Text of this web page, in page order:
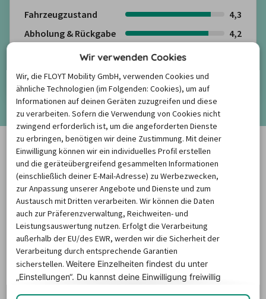
Fahrzeugzustand
4,3
Abholung & Rückgabe
4,2
Freundlichkeit
Kundenbewertungen anzeigen
Mehr anzeigen
Häufige Fragen rund um die
Mietwagenbuchung
Wie finde ich die besten
Mietwagenpreise?
Kann ich einen Mietwagen als
Langzeitmiete buchen?
Wir verwenden Cookies
Wir, die FLOYT Mobility GmbH, verwenden Cookies und
ähnliche Technologien (im Folgenden: Cookies), um auf
Informationen auf deinen Geräten zuzugreifen und diese
zu verarbeiten. Sofern die Verwendung von Cookies nicht
zwingend erforderlich ist, um die angeforderten Dienste
zu erbringen, benötigen wir deine Zustimmung. Mit deiner
Einwilligung können wir ein individuelles Profil erstellen
und die geräteübergreifend gesammelten Informationen
(einschließlich deiner E-Mail-Adresse) zu Werbezwecken,
zur Anpassung unserer Angebote und Dienste und zum
Austausch mit Dritten verarbeiten. Wir können die Daten
auch zur Präferenzverwaltung, Reichweiten- und
Leistungsauswertung nutzen. Erfolgt die Verarbeitung
außerhalb der EU/des EWR, werden wir die Sicherheit der
Verarbeitung durch entsprechende Garantien
sicherstellen.Weitere Einzelheiten findest du unter
„Einstellungen“. Du kannst deine Einwilligung freiwillig